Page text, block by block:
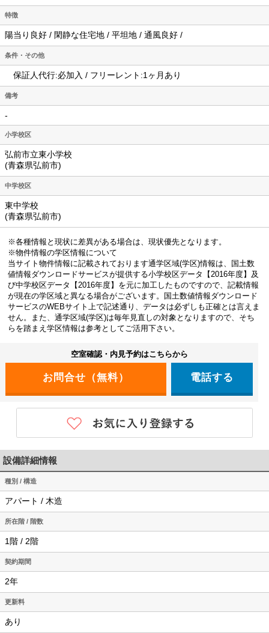
特徴
陽当り良好 / 閑静な住宅地 / 平坦地 / 通風良好 /
条件・その他
保証人代行:必加入 / フリーレント:1ヶ月あり
備考
-
小学校区
弘前市立東小学校
(青森県弘前市)
中学校区
東中学校
(青森県弘前市)
※各種情報と現状に差異がある場合は、現状優先となります。
※物件情報の学区情報について
当サイト物件情報に記載されております通学区域(学区)情報は、国土数
値情報ダウンロードサービスが提供する小学校区データ【2016年度】及
び中学校区データ【2016年度】を元に加工したものですので、記載情報
が現在の学区域と異なる場合がございます。国土数値情報ダウンロード
サービスのWEBサイト上で記述通り、データは必ずしも正確とは言えま
せん。また、通学区域(学区)は毎年見直しの対象となりますので、そち
らを踏まえ学区情報は参考としてご活用下さい。
空室確認・内見予約はこちらから
電話する
設備詳細情報
種別 / 構造
アパート / 木造
所在階 / 階数
1階 / 2階
契約期間
2年
更新料
あり